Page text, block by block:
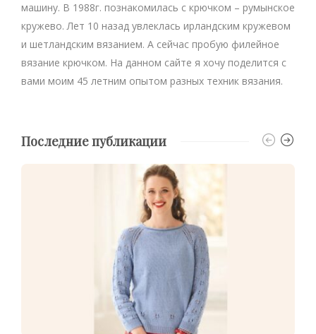
машину. В 1988г. познакомилась с крючком – румынское
кружево. Лет 10 назад увлеклась ирландским кружевом
и шетландским вязанием. А сейчас пробую филейное
вязание крючком. На данном сайте я хочу поделится с
вами моим 45 летним опытом разных техник вязания.
Последние публикации